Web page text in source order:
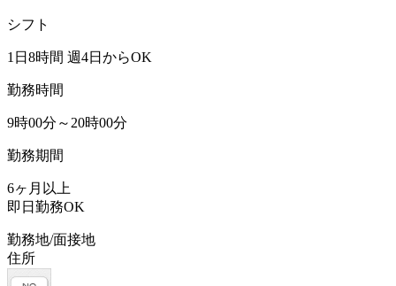
シフト
1日8時間 週4日からOK
勤務時間
9時00分～20時00分
勤務期間
6ヶ月以上
即日勤務OK
勤務地/面接地
住所